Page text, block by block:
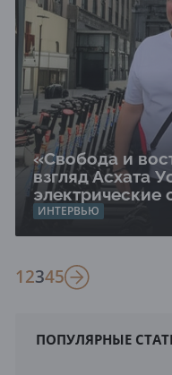
«Свобода и
взгляд Асхата
электрические
ИНТЕРВЬЮ
12345
ПОПУЛЯРНЫЕ